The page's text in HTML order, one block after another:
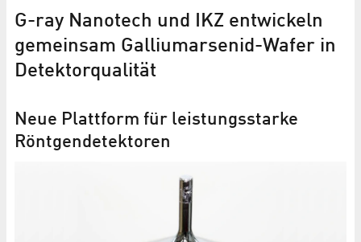
G-ray Nanotech und IKZ entwickeln
gemeinsam Galliumarsenid-Wafer in
Detektorqualität
Neue Plattform für leistungsstarke
Röntgendetektoren